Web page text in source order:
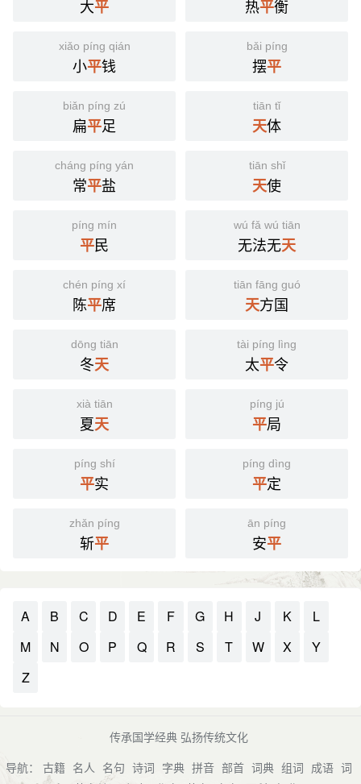
大平 热平衡
xiǎo píng qián
小平钱
bǎi píng
摆平
biǎn píng zú
扁平足
tiān tǐ
天体
cháng píng yán
常平盐
tiān shǐ
天使
píng mín
平民
wú fǎ wú tiān
无法无天
chén píng xí
陈平席
tiān fāng guó
天方国
dōng tiān
冬天
tài píng lìng
太平令
xià tiān
夏天
píng jú
平局
píng shí
平实
píng dìng
平定
zhǎn píng
斩平
ān píng
安平
A B C D E F G H J K
L
M
N O P Q R S T W X
Y
Z
传承国学经典 弘扬传统文化
导航： 古籍 名人 名句 诗词 字典 拼音 部首 词典 组词 成语 词